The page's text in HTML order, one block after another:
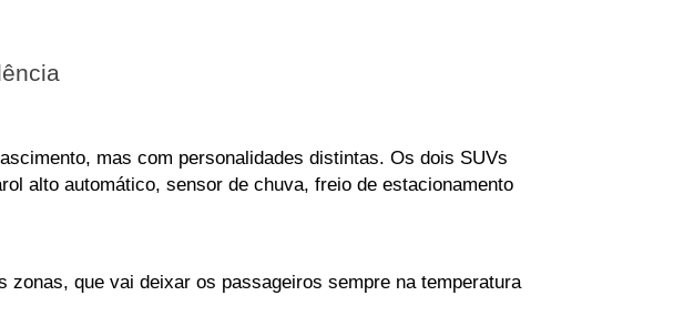
mas com personalidades distintas. Os dois SUVs
alto automático, sensor de chuva, freio de estacionamento
que vai deixar os passageiros sempre na temperatura